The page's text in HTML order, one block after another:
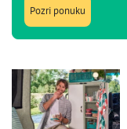
Pozri ponuku